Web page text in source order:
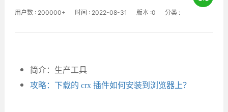
用户数 : 200000+ 时间 : 2022-08-31 版本 :0 分类 :
简介：生产工具
攻略：下载的 crx 插件如何安装到浏览器上？